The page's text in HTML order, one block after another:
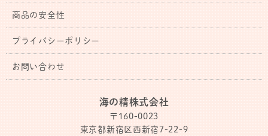
商品の安全性
プライバシーポリシー
お問い合わせ
海の精株式会社
〒160-0023
東京都新宿区西新宿7-22-9